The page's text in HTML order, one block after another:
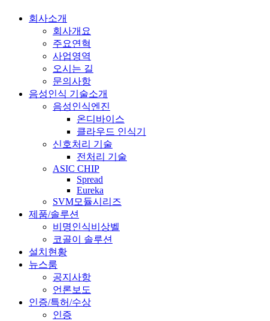
회사소개
회사개요
주요연혁
사업영역
오시는 길
문의사항
음성인식 기술소개
음성인식엔진
온디바이스
클라우드 인식기
신호처리 기술
전처리 기술
ASIC CHIP
Spread
Eureka
SVM모듈시리즈
제품/솔루션
비명인식비상벨
코골이 솔루션
설치현황
뉴스룸
공지사항
언론보도
인증/특허/수상
인증